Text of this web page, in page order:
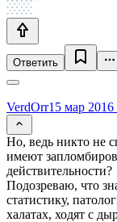
Ответить
VerdOrr15 мар 2016
Но, ведь никто не
имеют
действительности?
Подозреваю, что
статистику,
халатах, ходят с